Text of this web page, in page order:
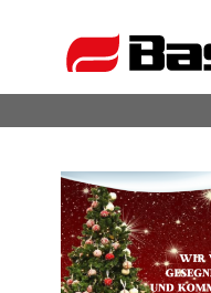
Unternehmen
Ansprechpartner